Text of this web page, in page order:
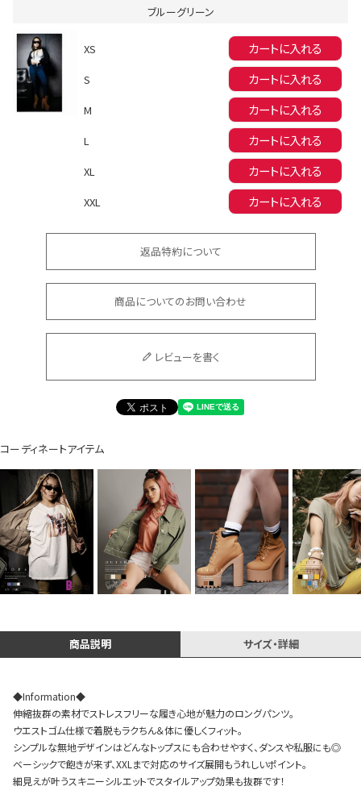
今活躍している多ジャンルダンサーさん×bombshellコラボ特集
ブルーグリーン
XS カートに入れる
S カートに入れる
M カートに入れる
L カートに入れる
XL カートに入れる
XXL カートに入れる
返品特約について
商品についてのお問い合わせ
レビューを書く
コーディネートアイテム
商品説明 サイズ・詳細
◆Information◆
伸縮抜群の素材でストレスフリーな履き心地が魅力のロングパンツ。
ウエストゴム仕様で着脱もラクちん＆体に優しくフィット。
シンプルな無地デザインはどんなトップスにも合わせやすく、ダンスや私服にも◎
ベーシックで飽きが来ず、XXLまで対応のサイズ展開もうれしいポイント。
細見えが叶うスキニーシルエットでスタイルアップ効果も抜群です！